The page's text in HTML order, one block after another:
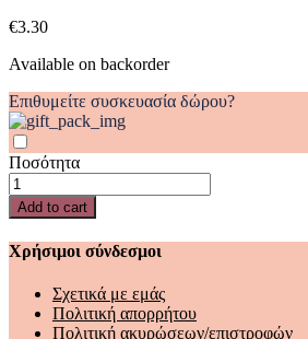
€3.30
Available on backorder
Επιθυμείτε συσκευασία δώρου?
Ποσότητα
Τετράδιο
Σπιράλ
Α4
Must
CPU
Θέμα
Add to cart
Χρήσιμοι σύνδεσμοι
Σχετικά με εμάς
Πολιτική απορρήτου
Πολιτική ακυρώσεων/επιστροφών